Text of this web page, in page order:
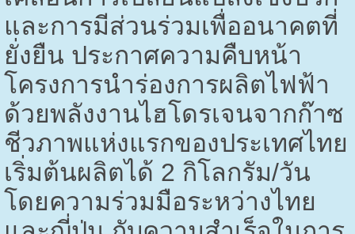
และการมีส่วนร่วมเพื่ออนาคตที่
ยั่งยืน ประกาศความคืบหน้า
โครงการนำร่องการผลิตไฟฟ้า
ด้วยพลังงานไฮโดรเจนจากก๊าซ
ชีวภาพแห่งแรกของประเทศไทย
เริ่มต้นผลิตได้ 2 กิโลกรัม/วัน
โดยความร่วมมือระหว่างไทย